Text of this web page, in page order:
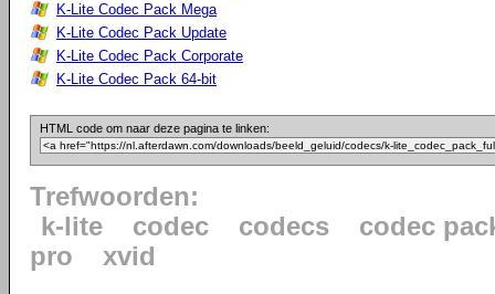
K-Lite Codec Pack Mega
K-Lite Codec Pack Update
K-Lite Codec Pack Corporate
K-Lite Codec Pack 64-bit
HTML code om naar deze pagina te linken:
Trefwoorden:
k-lite
codec codecs
codec
pro
xvid